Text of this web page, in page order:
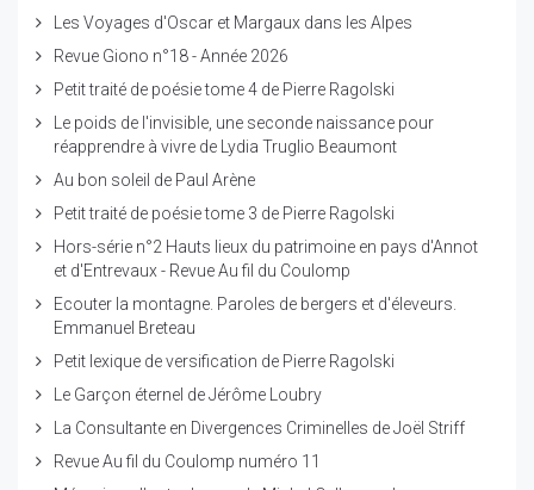
Les Voyages d'Oscar et Margaux dans les Alpes
Revue Giono n°18 - Année 2026
Petit traité de poésie tome 4 de Pierre Ragolski
Le poids de l'invisible, une seconde naissance pour
réapprendre à vivre de Lydia Truglio Beaumont
Au bon soleil de Paul Arène
Petit traité de poésie tome 3 de Pierre Ragolski
Hors-série n°2 Hauts lieux du patrimoine en pays d'Annot
et d'Entrevaux - Revue Au fil du Coulomp
Ecouter la montagne. Paroles de bergers et d'éleveurs.
Emmanuel Breteau
Petit lexique de versification de Pierre Ragolski
Le Garçon éternel de Jérôme Loubry
La Consultante en Divergences Criminelles de Joël Striff
Revue Au fil du Coulomp numéro 11